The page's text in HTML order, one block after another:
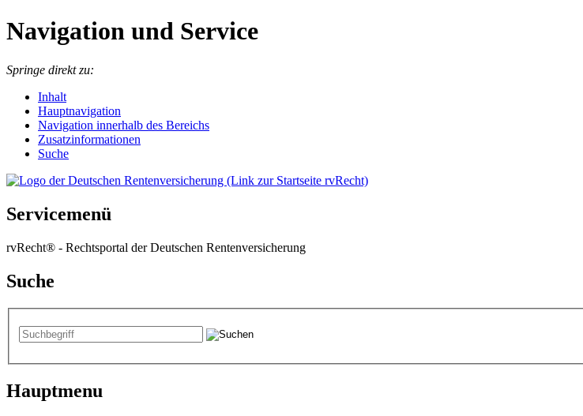
Navigation und Service
Springe direkt zu:
Inhalt
Hauptnavigation
Navigation innerhalb des Bereichs
Zusatzinformationen
Suche
Servicemenü
rvRecht® - Rechtsportal der Deutschen Rentenversicherung
Suche
Hauptmenu